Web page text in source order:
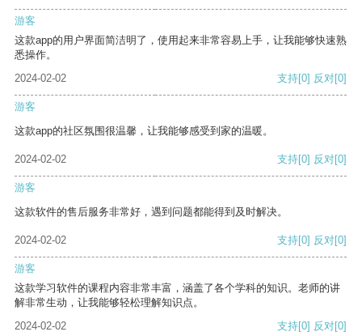
游客
这款app的用户界面简洁明了，使用起来非常容易上手，让我能够快速熟
悉操作。
2024-02-02
支持[0] 反对[0]
游客
这款app的社区氛围很温馨，让我能够感受到家的温暖。
2024-02-02 支持[0] 反对[0]
游客
这款软件的售后服务非常好，遇到问题都能得到及时解决。
2024-02-02 支持[0] 反对[0]
游客
这款学习软件的课程内容非常丰富，涵盖了各个学科的知识。老师的讲
解非常生动，让我能够轻松理解知识点。
2024-02-02
支持[0] 反对[0]